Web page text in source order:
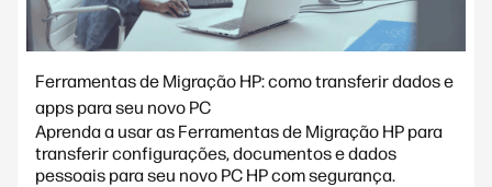
Ferramentas de Migração HP: como transferir dados e
apps para seu novo PC
Aprenda a usar as Ferramentas de Migração HP para
transferir configurações, documentos e dados
pessoais para seu novo PC HP com segurança.